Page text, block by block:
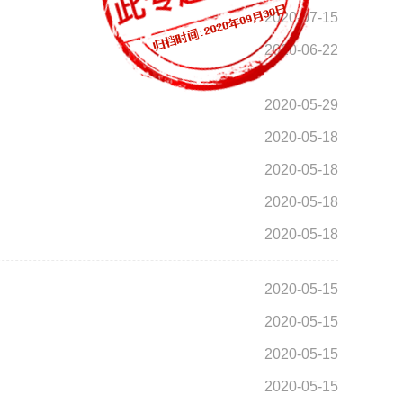
2020-07-15
2020-06-22
2020-05-29
2020-05-18
2020-05-18
2020-05-18
2020-05-18
2020-05-15
2020-05-15
2020-05-15
2020-05-15